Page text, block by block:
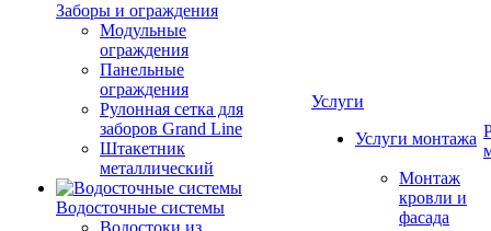
Заборы и ограждения
Модульные
ограждения
Панельные
ограждения
Рулонная сетка для
заборов Grand Line
Штакетник
металлический
Водосточные системы
Водостоки из
Услуги
Услуги монтажа
Монтаж
кровли и
фасада